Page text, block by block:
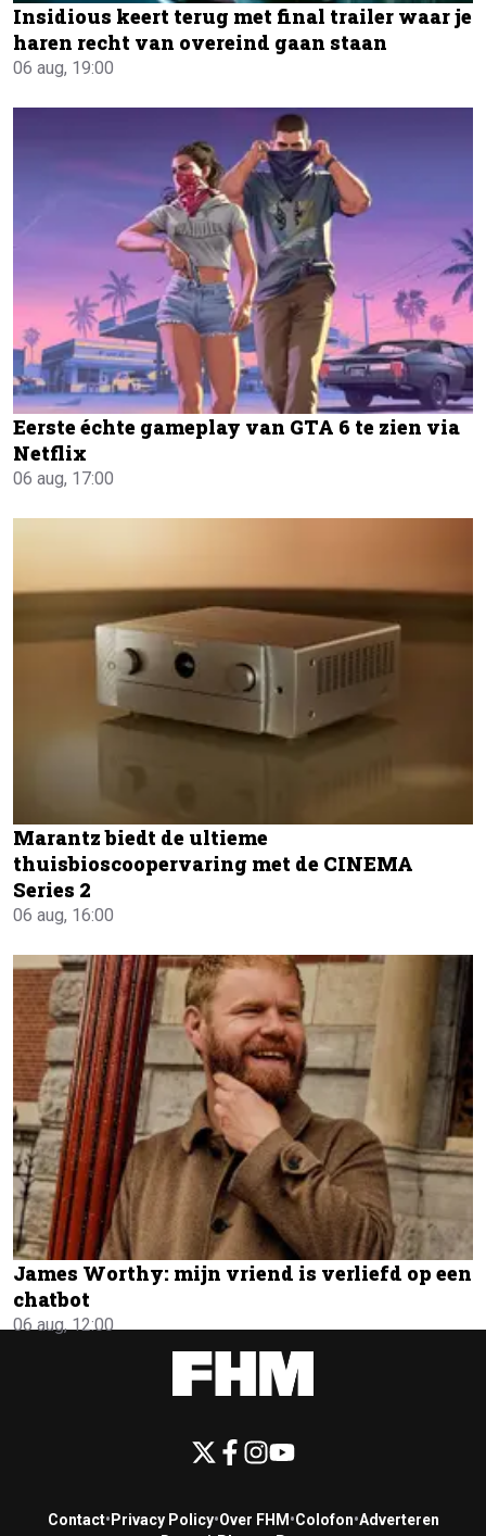
Insidious keert terug met final trailer waar je
haren recht van overeind gaan staan
06 aug, 19:00
Eerste échte gameplay van GTA 6 te zien via
Netflix
06 aug, 17:00
Marantz biedt de ultieme
thuisbioscoopervaring met de CINEMA
Series 2
06 aug, 16:00
James Worthy: mijn vriend is verliefd op een
chatbot
06 aug, 12:00
Contact• Privacy Policy•Over FHM •Colofon•Adverteren